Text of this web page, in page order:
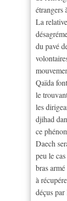
étrangers
La
du pavé
Qaïda
le
les
djihad
ce
Daech
peu le
bras
à
déçus par